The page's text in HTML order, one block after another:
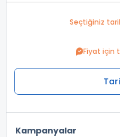
Seçtiğiniz
Fiyat için
Kampanyalar